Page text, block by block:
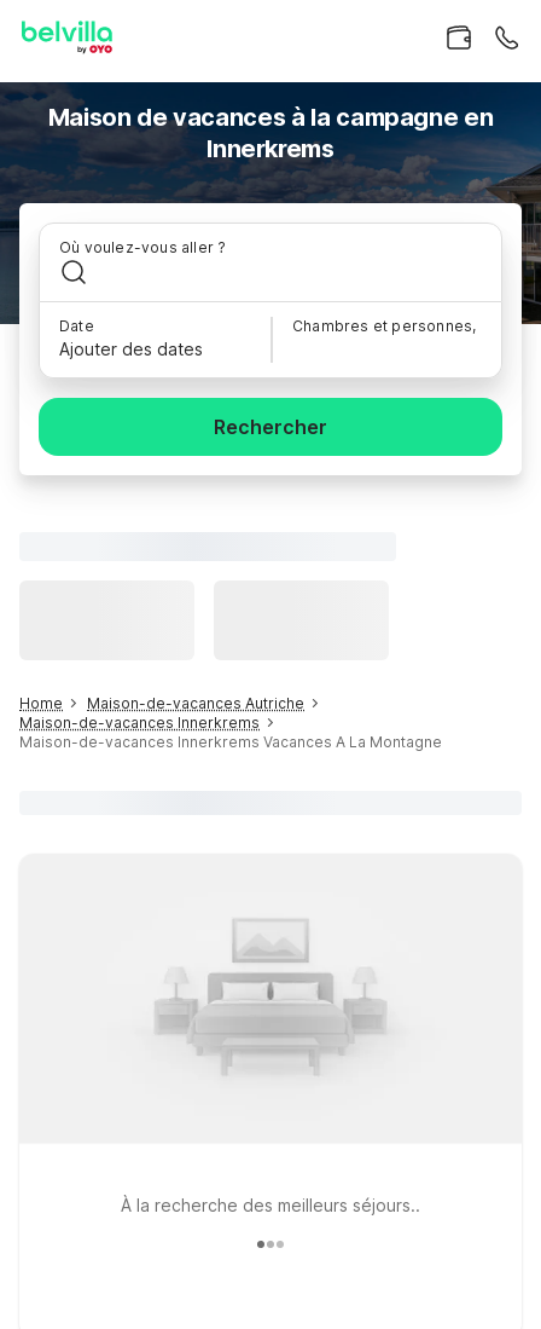
Maison de vacances à la campagne en
Innerkrems
Où voulez-vous aller ?
Date
Ajouter des dates
Chambres et personnes,
Rechercher
Home
Maison-de-vacances Autriche
Maison-de-vacances Innerkrems
Maison-de-vacances Innerkrems Vacances A La Montagne
À la recherche des meilleurs séjours..